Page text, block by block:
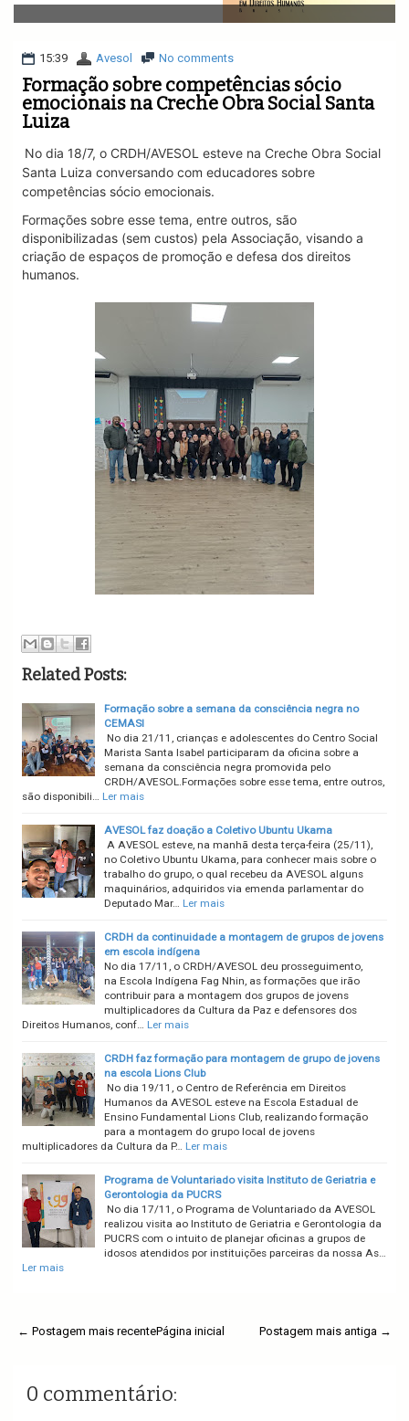
v
i
a
i
o
15:39 Avesol No comments
Formação sobre competências sócio
emocionais na Creche Obra Social Santa
Luiza
No dia 18/7, o CRDH/AVESOL esteve na Creche Obra Social
Santa Luiza conversando com educadores sobre
competências sócio emocionais.
Formações sobre esse tema, entre outros, são
disponibilizadas (sem custos) pela Associação, visando a
criação de espaços de promoção e defesa dos direitos
humanos.
Related Posts:
Formação sobre a semana da consciência negra no
CEMASI
No dia 21/11, crianças e adolescentes do Centro Social
Marista Santa Isabel participaram da oficina sobre a
semana da consciência negra promovida pelo
CRDH/AVESOL.Formações sobre esse tema, entre outros,
são disponibili… Ler mais
AVESOL faz doação a Coletivo Ubuntu Ukama
A AVESOL esteve, na manhã desta terça-feira (25/11),
no Coletivo Ubuntu Ukama, para conhecer mais sobre o
trabalho do grupo, o qual recebeu da AVESOL alguns
maquinários, adquiridos via emenda parlamentar do
Deputado Mar… Ler mais
CRDH da continuidade a montagem de grupos de jovens
em escola indígena
No dia 17/11, o CRDH/AVESOL deu prosseguimento,
na Escola Indígena Fag Nhin, as formações que irão
contribuir para a montagem dos grupos de jovens
multiplicadores da Cultura da Paz e defensores dos
Direitos Humanos, conf… Ler mais
CRDH faz formação para montagem de grupo de jovens
na escola Lions Club
No dia 19/11, o Centro de Referência em Direitos
Humanos da AVESOL esteve na Escola Estadual de
Ensino Fundamental Lions Club, realizando formação
para a montagem do grupo local de jovens
multiplicadores da Cultura da P… Ler mais
Programa de Voluntariado visita Instituto de Geriatria e
Gerontologia da PUCRS
No dia 17/11, o Programa de Voluntariado da AVESOL
realizou visita ao Instituto de Geriatria e Gerontologia da
PUCRS com o intuito de planejar oficinas a grupos de
idosos atendidos por instituições parceiras da nossa As…
Ler mais
← Postagem mais recente Postagem mais antiga →
Página inicial
0 commentário: